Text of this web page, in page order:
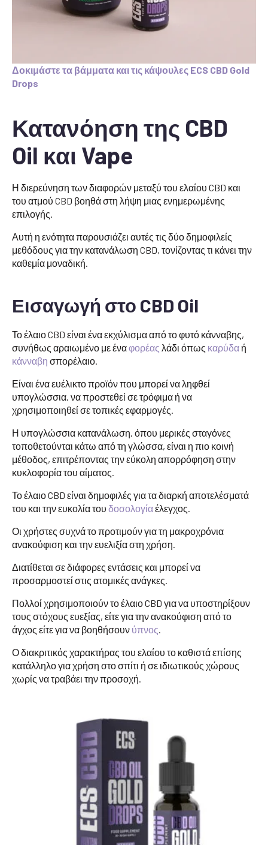
Δοκιμάστε τα βάμματα και τις κάψουλες ECS CBD Gold
Drops
Κατανόηση της CBD
Oil και Vape
Η διερεύνηση των διαφορών μεταξύ του ελαίου CBD και
του ατμού CBD βοηθά στη λήψη μιας ενημερωμένης
επιλογής.
Αυτή η ενότητα παρουσιάζει αυτές τις δύο δημοφιλείς
μεθόδους για την κατανάλωση CBD, τονίζοντας τι κάνει την
καθεμία μοναδική.
Εισαγωγή στο CBD Oil
Το έλαιο CBD είναι ένα εκχύλισμα από το φυτό κάνναβης,
συνήθως αραιωμένο με έναφορέας λάδι όπως καρύδα ή
κάνναβη σπορέλαιο.
Είναι ένα ευέλικτο προϊόν που μπορεί να ληφθεί
υπογλώσσια, να προστεθεί σε τρόφιμα ή να
χρησιμοποιηθεί σε τοπικές εφαρμογές.
Η υπογλώσσια κατανάλωση, όπου μερικές σταγόνες
τοποθετούνται κάτω από τη γλώσσα, είναι η πιο κοινή
μέθοδος, επιτρέποντας την εύκολη απορρόφηση στην
κυκλοφορία του αίματος.
Το έλαιο CBD είναι δημοφιλές για τα διαρκή αποτελέσματά
του και την ευκολία του δοσολογίαέλεγχος.
Οι χρήστες συχνά το προτιμούν για τη μακροχρόνια
ανακούφιση και την ευελιξία στη χρήση.
Διατίθεται σε διάφορες εντάσεις και μπορεί να
προσαρμοστεί στις ατομικές ανάγκες.
Πολλοί χρησιμοποιούν το έλαιο CBD για να υποστηρίξουν
τους στόχους ευεξίας, είτε για την ανακούφιση από το
άγχος είτε για να βοηθήσουν ύπνος.
Ο διακριτικός χαρακτήρας του ελαίου το καθιστά επίσης
κατάλληλο για χρήση στο σπίτι ή σε ιδιωτικούς χώρους
χωρίς να τραβάει την προσοχή.